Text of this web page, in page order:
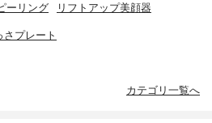
ーリング リフトアップ美顔器
さプレート
カテゴリ一覧へ